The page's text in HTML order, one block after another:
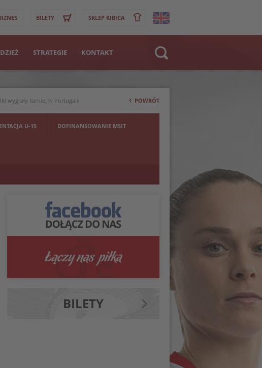
BILETY SKLEP KIBICA
STRATEGIE KONTAKT
>
Strona WWW
wygrały turniej w Portugalii POWRÓT
U-15 DOFINANSOWANIE MSIT
BILETY